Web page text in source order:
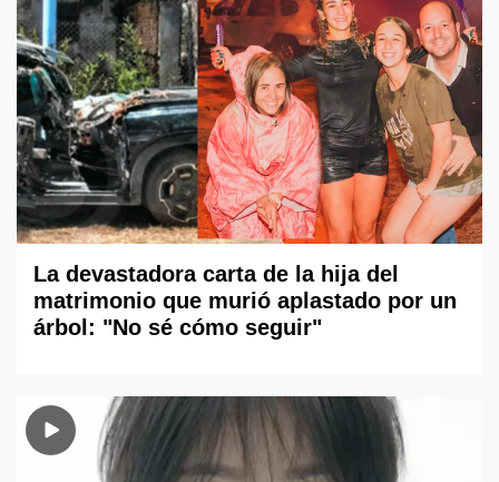
La devastadora carta de la hija del
matrimonio que murió aplastado por un
árbol: "No sé cómo seguir"